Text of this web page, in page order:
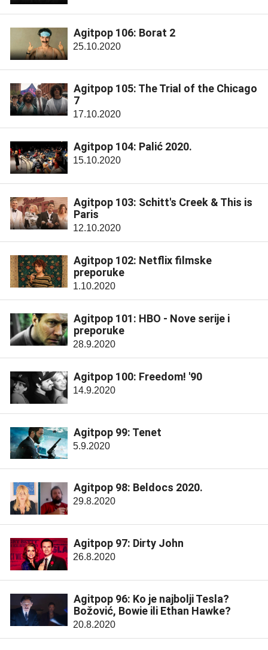
Agitpop 106: Borat 2
25.10.2020
Agitpop 105: The Trial of the Chicago
7
17.10.2020
Agitpop 104: Palić 2020.
15.10.2020
Agitpop 103: Schitt's Creek & This is
Paris
12.10.2020
Agitpop 102: Netflix filmske
preporuke
1.10.2020
Agitpop 101: HBO - Nove serije i
preporuke
28.9.2020
Agitpop 100: Freedom! '90
14.9.2020
Agitpop 99: Tenet
5.9.2020
Agitpop 98: Beldocs 2020.
29.8.2020
Agitpop 97: Dirty John
26.8.2020
Agitpop 96: Ko je najbolji Tesla?
Božović, Bowie ili Ethan Hawke?
20.8.2020